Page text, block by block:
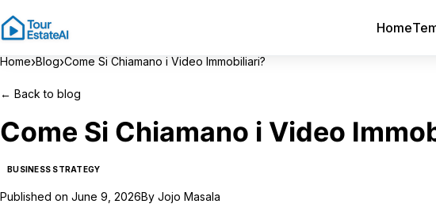
Home
Home›Blog›Come Si Chiamano i Video Immobiliari?
← Back to blog
Come Si Chiamano i Video
BUSINESS STRATEGY
Published on June 9, 2026By Jojo Masala